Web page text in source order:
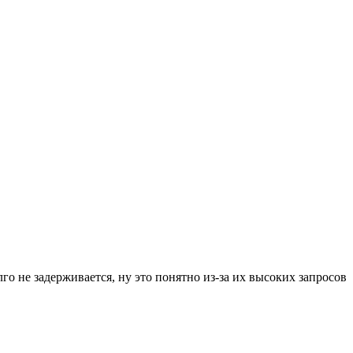
задерживается, ну это понятно из-за их высоких запросов